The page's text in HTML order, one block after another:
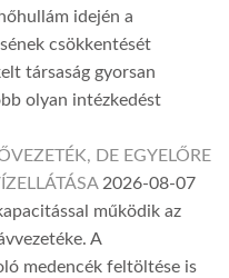
idején a
csökkentését
társaság gyorsan
olyan intézkedést
DE EGYELŐRE
2026-08-07
működik az
A
medencék feltöltése is